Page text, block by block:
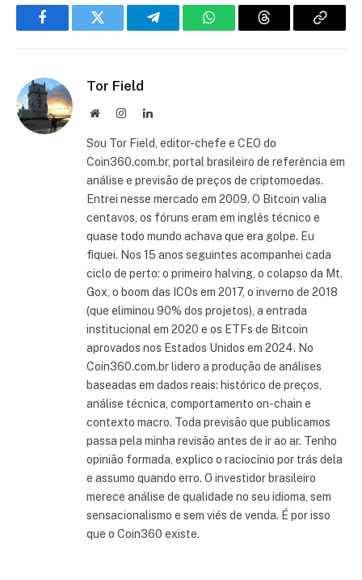
FacebookTwitter TelegramWhatsAppThreads Copiar
Tor Field
Site InstagramLinkedIn
Sou Tor Field, editor-chefe e CEO do
Coin360.com.br, portal brasileiro de referência em
análise e previsão de preços de criptomoedas.
Entrei nesse mercado em 2009. O Bitcoin valia
centavos, os fóruns eram em inglês técnico e
quase todo mundo achava que era golpe. Eu
fiquei. Nos 15 anos seguintes acompanhei cada
ciclo de perto: o primeiro halving, o colapso da Mt.
Gox, o boom das ICOs em 2017, o inverno de 2018
(que eliminou 90% dos projetos), a entrada
institucional em 2020 e os ETFs de Bitcoin
aprovados nos Estados Unidos em 2024. No
Coin360.com.br lidero a produção de análises
baseadas em dados reais: histórico de preços,
análise técnica, comportamento on-chain e
contexto macro. Toda previsão que publicamos
passa pela minha revisão antes de ir ao ar. Tenho
opinião formada, explico o raciocínio por trás dela
e assumo quando erro. O investidor brasileiro
merece análise de qualidade no seu idioma, sem
sensacionalismo e sem viés de venda. É por isso
que o Coin360 existe.